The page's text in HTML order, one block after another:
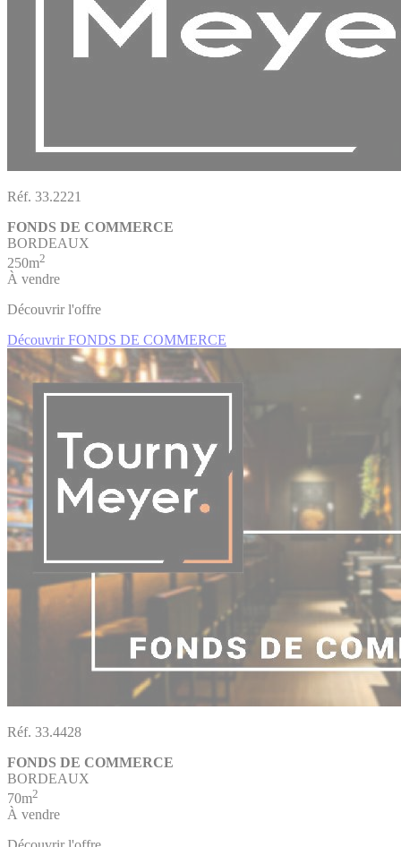
Réf. 33.2221
FONDS DE COMMERCE
BORDEAUX
250m2
À vendre
Découvrir l'offre
Découvrir FONDS DE COMMERCE
Réf. 33.4428
FONDS DE COMMERCE
BORDEAUX
70m2
À vendre